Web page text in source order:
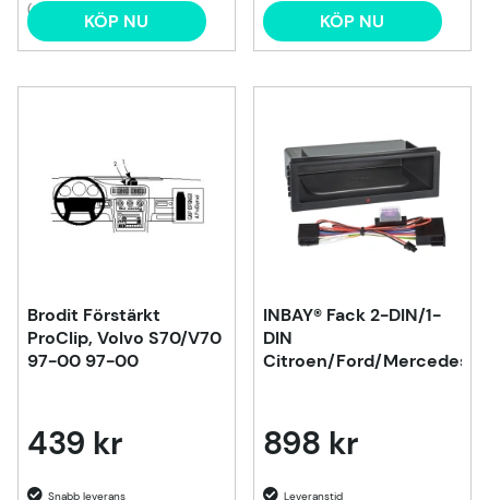
(2) KÖP NU KÖP NU
Brodit Förstärkt
ProClip, Volvo S70/V70
97-00 97-00
439 kr
INBAY® Fack 2-DIN/1-
DIN
Citroen/Ford/Mercedes/
898 kr